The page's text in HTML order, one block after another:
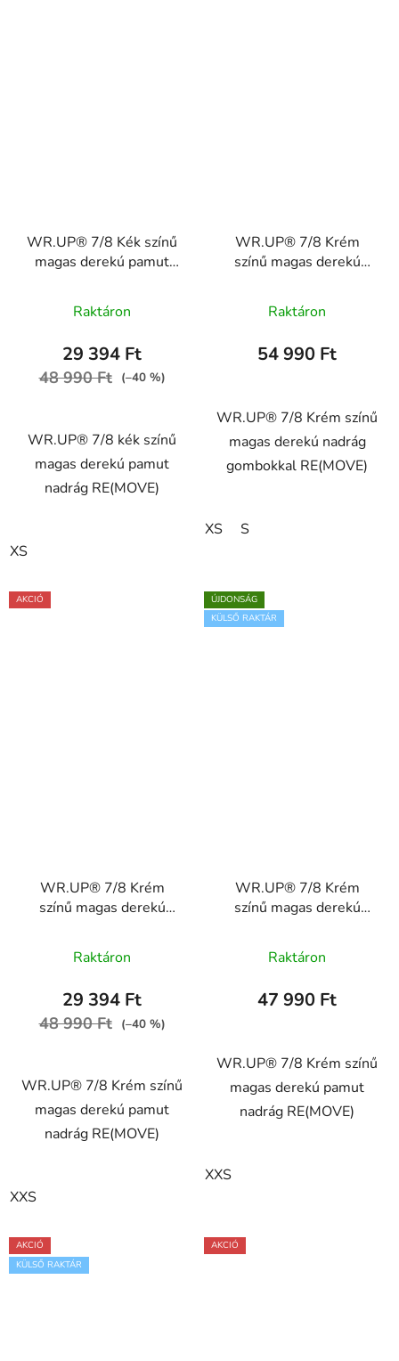
WR.UP® 7/8 Kék színű
magas derekú pamut
WRUP4HC001ORG,
B57
Raktáron
29 394 Ft
48 990 Ft (–40 %)
WR.UP® 7/8 kék színű
magas derekú pamut
nadrág RE(MOVE)
XS
WR.UP® 7/8 Krém
színű magas derekú
RE(MOVE)
WRUP4HS339, Z115
Raktáron
54 990 Ft
WR.UP® 7/8 Krém színű
magas derekú nadrág
gombokkal RE(MOVE)
XS S
AKCIÓ
WR.UP® 7/8 Krém
színű magas derekú
RE(MOVE)
WRUP4HC001ORG,
termék
átlagos
értékelése
5,0
csillag.
Raktáron
29 394 Ft
48 990 Ft (–40 %)
WR.UP® 7/8 Krém színű
magas derekú pamut
nadrág RE(MOVE)
XXS
ÚJDONSÁG
KÜLSŐ RAKTÁR
WR.UP® 7/8 Krém
színű magas derekú
RE(MOVE)
WRUP4BHC001ORG,
Raktáron
47 990 Ft
WR.UP® 7/8 Krém színű
magas derekú pamut
nadrág RE(MOVE)
XXS
AKCIÓ
KÜLSŐ RAKTÁR
AKCIÓ